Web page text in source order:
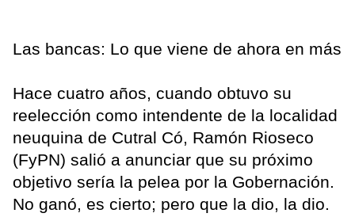
Las bancas: Lo que viene de ahora en más
Hace cuatro años, cuando obtuvo su
reelección como intendente de la localidad
neuquina de Cutral Có, Ramón Rioseco
(FyPN) salió a anunciar que su próximo
objetivo sería la pelea por la Gobernación.
No ganó, es cierto; pero que la dio, la dio.